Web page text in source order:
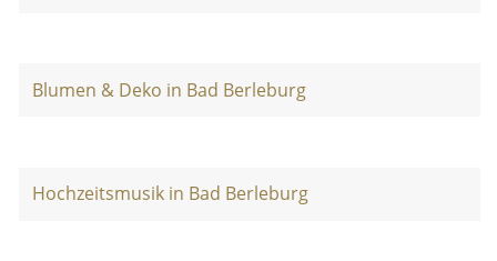
Blumen & Deko in Bad Berleburg
Hochzeitsmusik in Bad Berleburg